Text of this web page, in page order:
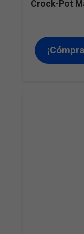
Crock-Pot